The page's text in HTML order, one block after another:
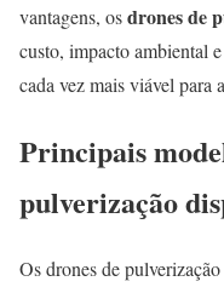
vantagens, osdrones de
custo, impacto ambiental
cada vez mais viável para
Principais
pulverização
Os drones de